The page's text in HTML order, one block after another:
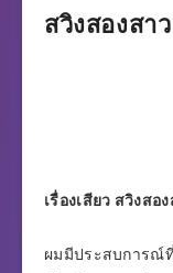
สวิงสองสา
เรื่องเสียว สวิงส
ผมมีประสบการณ์